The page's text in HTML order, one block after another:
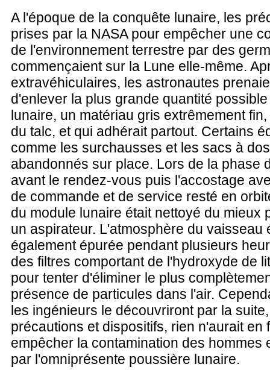
A l'époque de la conquête lunaire, les
prises par la NASA pour empêcher une
de l'environnement terrestre par des
commençaient sur la Lune elle-même.
extravéhiculaires, les astronautes
d'enlever la plus grande quantité
lunaire, un matériau gris extrêmement
du talc, et qui adhérait partout. Certains
comme les surchausses et les sacs à
abandonnés sur place. Lors de la phase
avant le rendez-vous puis l'accostage
de commande et de service resté en
du module lunaire était nettoyé du mieux
un aspirateur. L'atmosphère du vaisseau
également épurée pendant plusieurs
des filtres comportant de l'hydroxyde de
pour tenter d'éliminer le plus
présence de particules dans l'air.
les ingénieurs le découvriront par la
précautions et dispositifs, rien n'aurait en
empêcher la contamination des hommes
par l'omniprésente poussière lunaire.